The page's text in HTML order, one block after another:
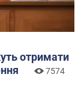
отримати
7574